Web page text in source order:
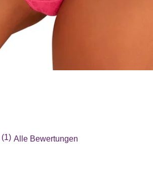
(1) Alle Bewertungen